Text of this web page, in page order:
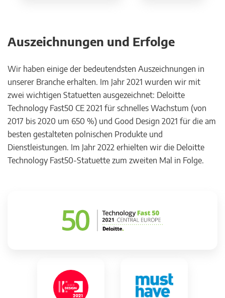
Auszeichnungen und Erfolge
Wir haben einige der bedeutendsten Auszeichnungen in
unserer Branche erhalten. Im Jahr 2021 wurden wir mit
zwei wichtigen Statuetten ausgezeichnet: Deloitte
Technology Fast50 CE 2021 für schnelles Wachstum (von
2017 bis 2020 um 650 %) und Good Design 2021 für die am
besten gestalteten polnischen Produkte und
Dienstleistungen. Im Jahr 2022 erhielten wir die Deloitte
Technology Fast50-Statuette zum zweiten Mal in Folge.